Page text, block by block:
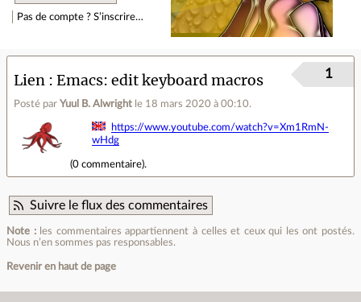
Pas de compte ? S’inscrire…
Lien Emacs: edit keyboard macros
Posté par Yuul B. Alwright le 18 mars 2020 à 00:10.
1
https://www.youtube.com/watch?v=Xm1RmN-
wHdg
(0 commentaire).
Suivre le flux des commentaires
Note :les commentaires appartiennent à celles et ceux qui les ont postés.
Nous n’en sommes pas responsables.
Revenir en haut de page